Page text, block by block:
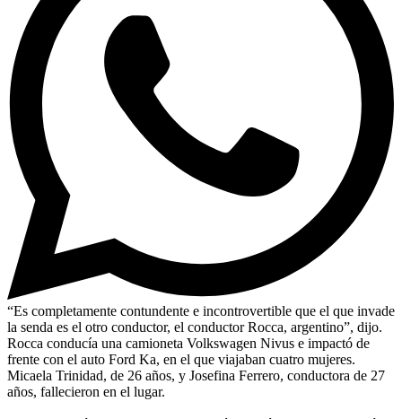
“Es completamente contundente e incontrovertible que el que invade
la senda es el otro conductor, el conductor Rocca, argentino”, dijo.
Rocca conducía una camioneta Volkswagen Nivus e impactó de
frente con el auto Ford Ka, en el que viajaban cuatro mujeres.
Micaela Trinidad, de 26 años, y Josefina Ferrero, conductora de 27
años, fallecieron en el lugar.